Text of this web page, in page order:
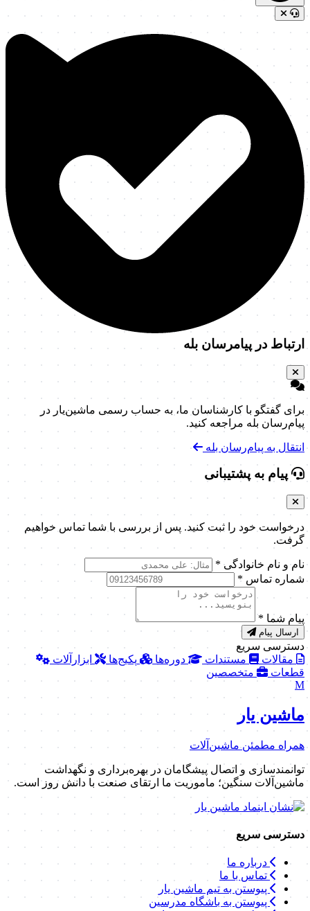
ارتباط در پیامرسان بله
برای گفتگو با کارشناسان ما، به حساب رسمی ماشین‌یار در
پیام‌رسان بله مراجعه کنید.
انتقال به پیام‌رسان بله
پیام به پشتیبانی
درخواست خود را ثبت کنید. پس از بررسی با شما تماس خواهیم
گرفت.
نام و نام خانوادگی *
شماره تماس *
پیام شما *
ارسال پیام
دسترسی سریع
مقالات
مستندات دوره‌ها پکیج‌ها
ابزارآلات
قطعات
متخصصین
M
ماشین یار
همراه مطمئن ماشین‌آلات
توانمندسازی و اتصال پیشگامان در بهره‌برداری و نگهداشت
ماشین‌آلات سنگین؛ ماموریت ما ارتقای صنعت با دانش روز است.
دسترسی سریع
درباره ما
تماس با ما
پیوستن به تیم ماشین یار
پیوستن به باشگاه مدرسین